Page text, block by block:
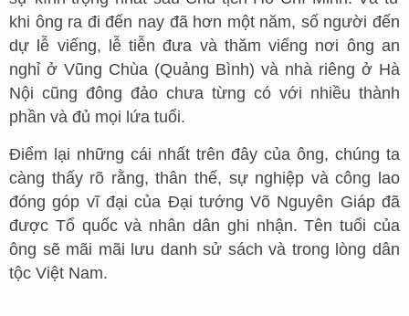
khi ông ra đi đến nay đã hơn một năm, số người đến
dự lễ viếng, lễ tiễn đưa và thăm viếng nơi ông an
nghỉ ở Vũng Chùa (Quảng Bình) và nhà riêng ở Hà
Nội cũng đông đảo chưa từng có với nhiều thành
phần và đủ mọi lứa tuổi.
Điểm lại những cái nhất trên đây của ông, chúng ta
càng thấy rõ rằng, thân thế, sự nghiệp và công lao
đóng góp vĩ đại của Đại tướng Võ Nguyên Giáp đã
được Tổ quốc và nhân dân ghi nhận. Tên tuổi của
ông sẽ mãi mãi lưu danh sử sách và trong lòng dân
tộc Việt Nam.